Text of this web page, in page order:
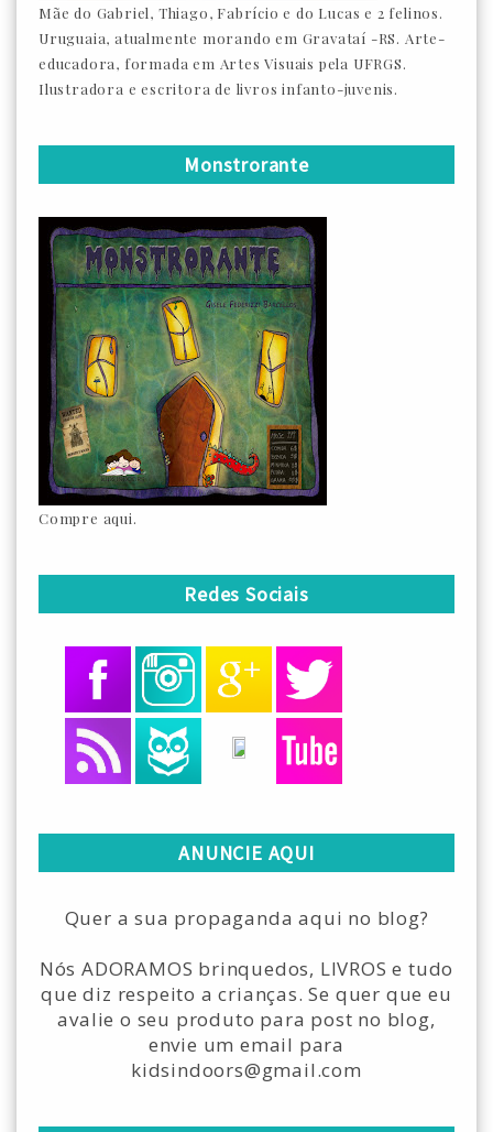
Mãe do Gabriel, Thiago, Fabrício e do Lucas e 2 felinos.
Uruguaia, atualmente morando em Gravataí -RS. Arte-
educadora, formada em Artes Visuais pela UFRGS.
Ilustradora e escritora de livros infanto-juvenis.
Monstrorante
Compre aqui.
Redes Sociais
ANUNCIE AQUI
Quer a sua propaganda aqui no blog?
Nós ADORAMOS brinquedos, LIVROS e tudo
que diz respeito a crianças. Se quer que eu
avalie o seu produto para post no blog,
envie um email para
kidsindoors@gmail.com